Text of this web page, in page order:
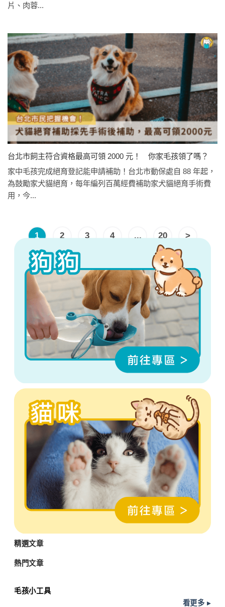
片、肉蓉...
台北市飼主符合資格最高可領 2000 元！ 你家毛孩領了嗎？
家中毛孩完成絕育登記能申請補助！台北市動保處自 88 年起，
為鼓勵家犬貓絕育，每年編列百萬經費補助家犬貓絕育手術費
用，今...
1 2 3 4 ... 20 >
精選文章
熱門文章
毛孩小工具
看更多 ▸